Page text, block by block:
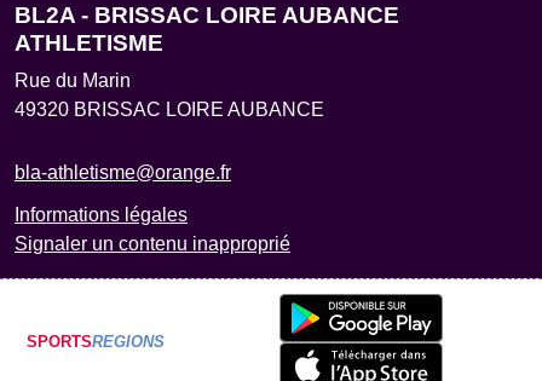
BL2A - BRISSAC LOIRE AUBANCE
ATHLETISME
Rue du Marin
49320 BRISSAC LOIRE AUBANCE
bla-athletisme@orange.fr
Informations légales
Signaler un contenu inapproprié
SPORTSREGIONS